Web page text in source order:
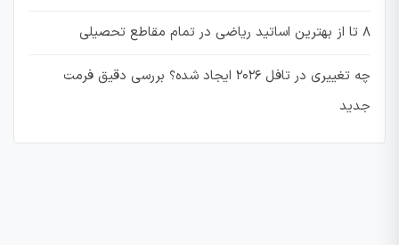
8 تا از بهترین اساتید ریاضی در تمام مقاطع تحصیلی
چه تغییری در تافل 2026 ایجاد شده؟ بررسی دقیق فرمت
جدید